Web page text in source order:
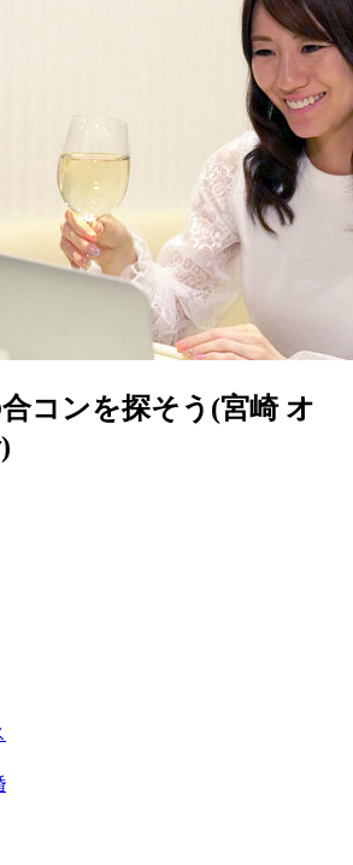
コンを探そう(宮崎 オ